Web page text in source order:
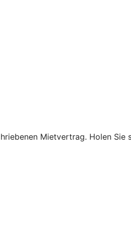
Mietvertrag. Holen Sie